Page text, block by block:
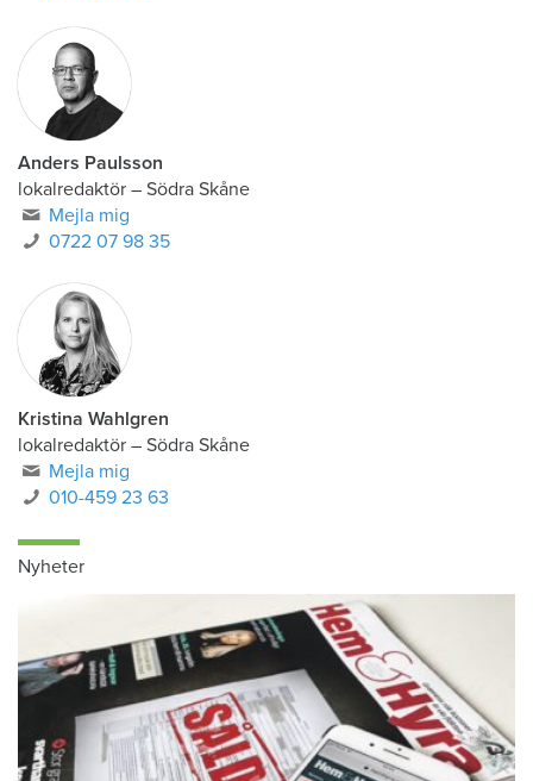
Anders Paulsson
lokalredaktör – Södra Skåne
Mejla mig
0722 07 98 35
Kristina Wahlgren
lokalredaktör – Södra Skåne
Mejla mig
010-459 23 63
Nyheter